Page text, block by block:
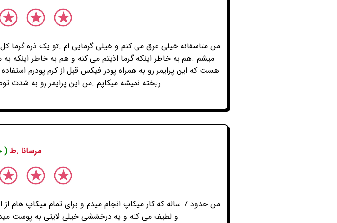
من متاسفانه خیلی عرق می کنم و خیلی گرمایی ام .تو یک ذره گرما
میشم .هم به خاطر اینکه گرما اذیتم می کنه و هم به خاطر اینکه
هست که این پرایمر رو به همراه پودر فیکس قبل از کرم پودرم
ریخته نمیشه میکاپم .من این پرایمر رو به شدت
مرسانا .ط(
من حدود 7 ساله که کار میکاپ انجام میدم و برای تمام
و لطیف می کنه و یه درخششی خیلی لایتی به پوست